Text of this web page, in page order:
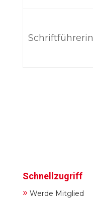
Schriftführerin
Schnellzugriff
» Werde Mitglied